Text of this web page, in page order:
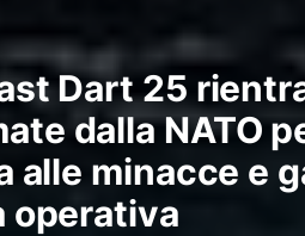
Dart 25
dalla NATO
alle minacce e
operativa